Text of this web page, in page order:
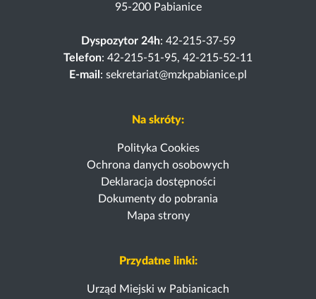
95-200 Pabianice
Dyspozytor 24h: 42-215-37-59
Telefon: 42-215-51-95, 42-215-52-11
E-mail : sekretariat@mzkpabianice.pl
Na skróty:
Polityka Cookies
Ochrona danych osobowych
Deklaracja dostępności
Dokumenty do pobrania
Mapa strony
Przydatne linki:
Urząd Miejski w Pabianicach